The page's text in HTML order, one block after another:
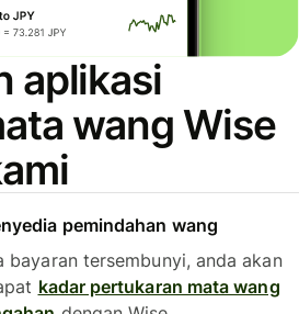
aplikasi
wang Wise
pemindahan wang
bayaran tersembunyi, anda akan
kadar pertukaran mata wang